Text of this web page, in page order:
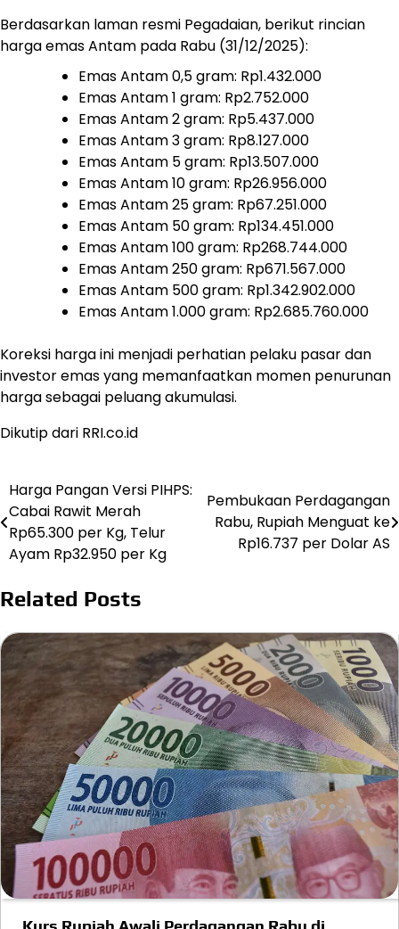
Berdasarkan laman resmi Pegadaian, berikut rincian
harga emas Antam pada Rabu (31/12/2025):
Emas Antam 0,5 gram: Rp1.432.000
Emas Antam 1 gram: Rp2.752.000
Emas Antam 2 gram: Rp5.437.000
Emas Antam 3 gram: Rp8.127.000
Emas Antam 5 gram: Rp13.507.000
Emas Antam 10 gram: Rp26.956.000
Emas Antam 25 gram: Rp67.251.000
Emas Antam 50 gram: Rp134.451.000
Emas Antam 100 gram: Rp268.744.000
Emas Antam 250 gram: Rp671.567.000
Emas Antam 500 gram: Rp1.342.902.000
Emas Antam 1.000 gram: Rp2.685.760.000
Koreksi harga ini menjadi perhatian pelaku pasar dan
investor emas yang memanfaatkan momen penurunan
harga sebagai peluang akumulasi.
Dikutip dari RRI.co.id
Post
navigation
Harga Pangan Versi PIHPS:
Cabai Rawit Merah
Rp65.300 per Kg, Telur
Ayam Rp32.950 per Kg
Pembukaan Perdagangan
Rabu, Rupiah Menguat ke
Rp16.737 per Dolar AS
Related Posts